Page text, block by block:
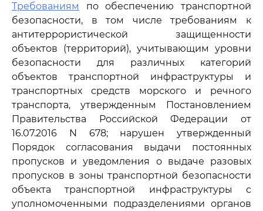
Требованиям
по обеспечению транспортной
безопасности, в том числе требованиям к
антитеррористической защищенности
объектов (территорий), учитывающим уровни
безопасности для различных категорий
объектов транспортной инфраструктуры и
транспортных средств морского и речного
транспорта, утвержденным Постановлением
Правительства Российской Федерации от
16.07.2016 N 678; нарушен утвержденный
Порядок согласования выдачи постоянных
пропусков и уведомления о выдаче разовых
пропусков в зоны транспортной безопасности
объекта транспортной инфраструктуры с
уполномоченными подразделениями органов